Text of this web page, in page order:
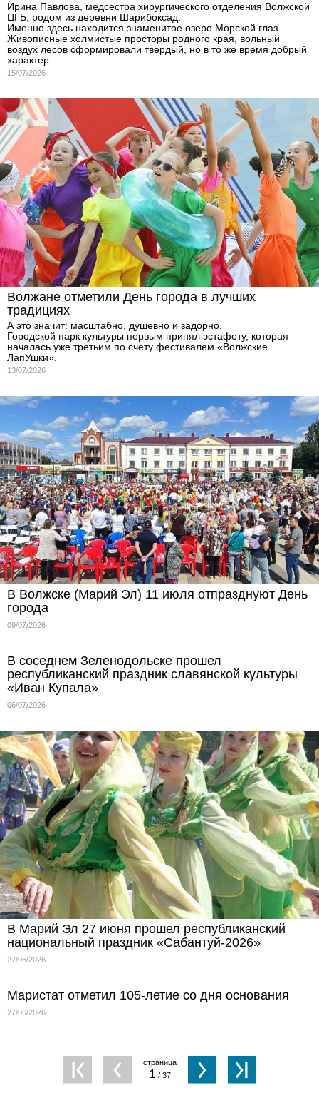
Ирина Павлова, медсестра хирургического отделения Волжской
ЦГБ, родом из деревни Шарибоксад.
Именно здесь находится знаменитое озеро Морской глаз.
Живописные холмистые просторы родного края, вольный
воздух лесов сформировали твердый, но в то же время добрый
характер.
15/07/2026
Волжане отметили День города в лучших
традициях
А это значит: масштабно, душевно и задорно.
Городской парк культуры первым принял эстафету, которая
началась уже третьим по счету фестивалем «Волжские
ЛапУшки».
13/07/2026
В Волжске (Марий Эл) 11 июля отпразднуют День
города
09/07/2026
В соседнем Зеленодольске прошел
республиканский праздник славянской культуры
«Иван Купала»
06/07/2026
В Марий Эл 27 июня прошел республиканский
национальный праздник «Сабантуй-2026»
27/06/2026
Маристат отметил 105-летие со дня основания
27/06/2026
1 / 37